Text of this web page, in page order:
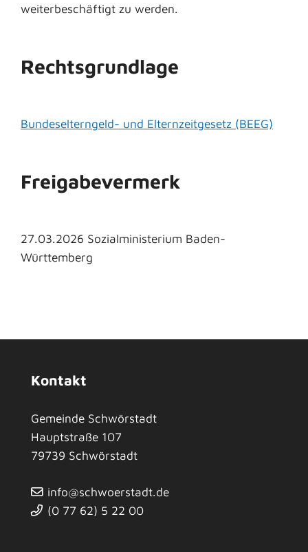
weiterbeschäftigt zu werden.
Rechtsgrundlage
Bundeselterngeld- und Elternzeitgesetz (BEEG)
Freigabevermerk
27.03.2026 Sozialministerium Baden-
Württemberg
Kontakt
Gemeinde Schwörstadt
Hauptstraße 107
79739 Schwörstadt
info@schwoerstadt.de
(0 77 62) 5 22 00